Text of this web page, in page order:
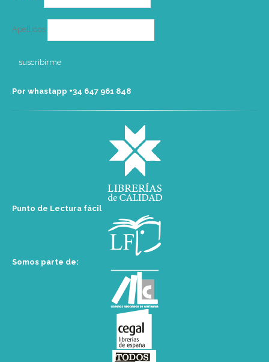
Apellidos
Por whastapp +34 ‭647 961 848‬
Punto de Lectura fácil
Somos parte de: